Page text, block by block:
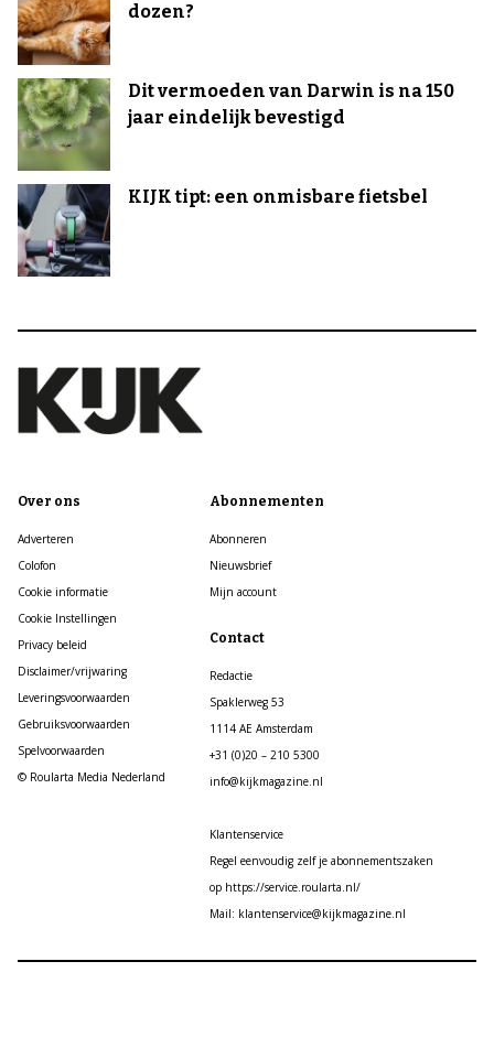
dozen?
Dit vermoeden van Darwin is na 150
jaar eindelijk bevestigd
KIJK tipt: een onmisbare fietsbel
Over ons
Adverteren
Colofon
Cookie informatie
Cookie Instellingen
Privacy beleid
Disclaimer/vrijwaring
Leveringsvoorwaarden
Gebruiksvoorwaarden
Spelvoorwaarden
© Roularta Media Nederland
Abonnementen
Abonneren
Nieuwsbrief
Mijn account
Contact
Redactie
Spaklerweg 53
1114 AE Amsterdam
+31 (0)20 – 210 5300
info@kijkmagazine.nl
Klantenservice
Regel eenvoudig zelf je abonnementszaken
op https://service.roularta.nl/
Mail: klantenservice@kijkmagazine.nl